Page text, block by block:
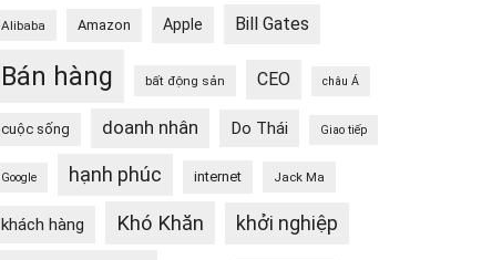
Alibaba Amazon Apple Bill Gates
Bán hàng bất động sản CEO châu Á
cuộc sống doanh nhân Do Thái Giao tiếp
Google hạnh phúc internet Jack Ma
khách hàng Khó Khăn khởi nghiệp